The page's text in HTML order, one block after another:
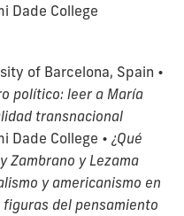
Dade College
of Barcelona, Spain •
político: leer a María
transnacional
Dade College • ¿Qué
Zambrano y Lezama
y americanismo en
del pensamiento